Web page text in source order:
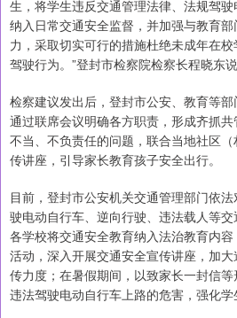
生，将学生违反交通管理法律、法规驾
纳入日常交通安全监督，并加强与教育
力，采取切实可行的措施杜绝未成年在
驾驶行为。”登封市检察院检察长程晓东说
检察建议发出后，登封市公安、教育等部
通过联席会议明确各方职责，形成齐抓
不当、不负责任的问题，联合当地社区
传讲座，引导家长教育孩子安全出行。
目前，登封市公安机关交通管理部门依
驶电动自行车、逆向行驶、违法载人等交
各学校将交通安全教育纳入法治教育内
活动，深入开展交通安全宣传讲座，加
传力度；在暑假期间，以致家长一封信
违法驾驶电动自行车上路的危害，强化学